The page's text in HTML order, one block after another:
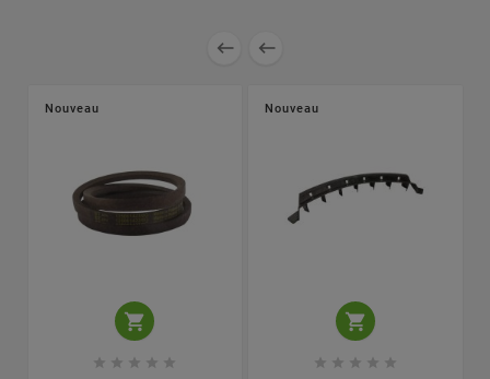
 
Nouveau

    
Nouveau

    